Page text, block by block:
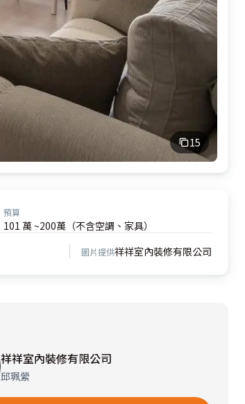
15
預算
101 萬 ~200萬（不含空調、家具）
圖片提供祥祥室內裝修有限公司
祥祥室內裝修有限公司
邱珮縈